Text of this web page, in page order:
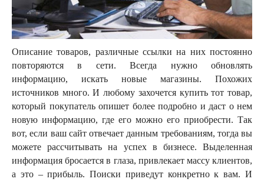
Описание товаров, различные ссылки на них постоянно
повторяются в сети. Всегда нужно обновлять
информацию, искать новые магазины. Похожих
источников много. И любому захочется купить тот товар,
который покупатель опишет более подробно и даст о нем
новую информацию, где его можно его приобрести. Так
вот, если ваш сайт отвечает данным требованиям, тогда вы
можете рассчитывать на успех в бизнесе. Выделенная
информация бросается в глаза, привлекает массу клиентов,
а это – прибыль. Поиски приведут конкретно к вам. И